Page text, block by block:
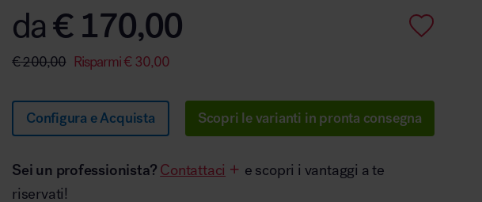
da€170,00
€200,00 Risparmi€ 30,00
Scopri le varianti in pronta consegna
Configura e Acquista
Sei un professionista? Contattaci
e scopri i vantaggi a te
riservati!